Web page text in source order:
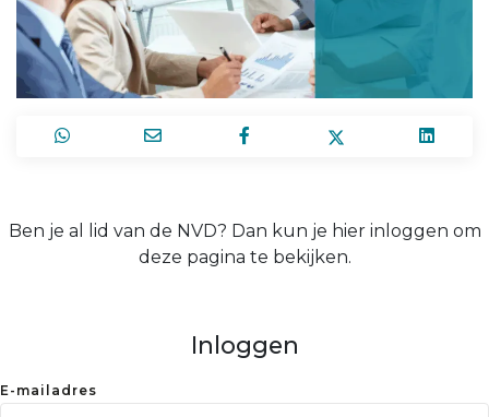
Ben je al lid van de NVD? Dan kun je hier inloggen om
deze pagina te bekijken.
Inloggen
E-mailadres